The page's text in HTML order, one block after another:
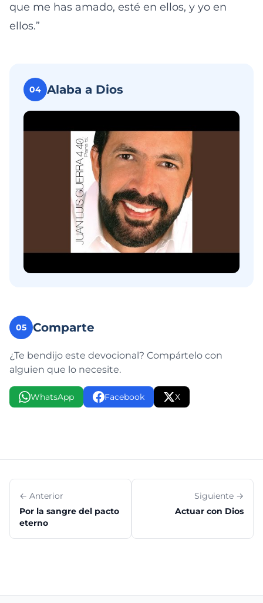
que me has amado, esté en ellos, y yo en
ellos.”
04 Alaba a Dios
05 Comparte
¿Te bendijo este devocional? Compártelo con
alguien que lo necesite.
WhatsApp Facebook X
← Anterior
Por la sangre del pacto
eterno
Siguiente →
Actuar con Dios